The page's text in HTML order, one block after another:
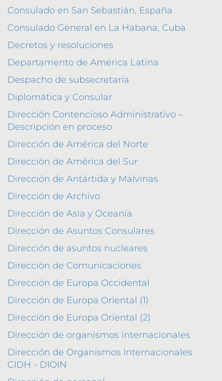
Consulado en San Sebastián, España
Consulado General en La Habana, Cuba
Decretos y resoluciones
Departamento de América Latina
Despacho de subsecretaría
Diplomática y Consular
Dirección Contencioso Administrativo –
Descripción en proceso
Dirección de América del Norte
Dirección de América del Sur
Dirección de Antártida y Malvinas
Dirección de Archivo
Dirección de Asia y Oceanía
Dirección de Asuntos Consulares
Dirección de asuntos nucleares
Dirección de Comunicaciones
Dirección de Europa Occidental
Dirección de Europa Oriental (1)
Dirección de Europa Oriental (2)
Dirección de organismos internacionales
Dirección de Organismos Internacionales
CIDH - DIOIN